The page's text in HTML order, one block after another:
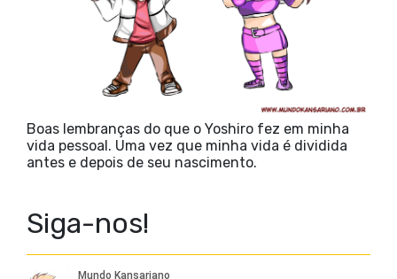
Boas lembranças do que o Yoshiro fez em minha
vida pessoal. Uma vez que minha vida é dividida
antes e depois de seu nascimento.
Siga-nos!